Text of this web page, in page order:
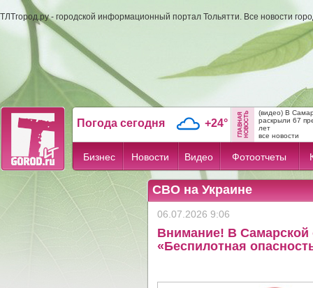
ТЛТгород.ру - городской информационный портал Тольятти. Все новости
Погода сегодня +24°
(видео) В
раскрыли 67
лет
все новости
Бизнес Новости Видео Фотоотчеты
СВО на Украине
06.07.2026 9:06
Внимание! В Самарской
«Беспилотная